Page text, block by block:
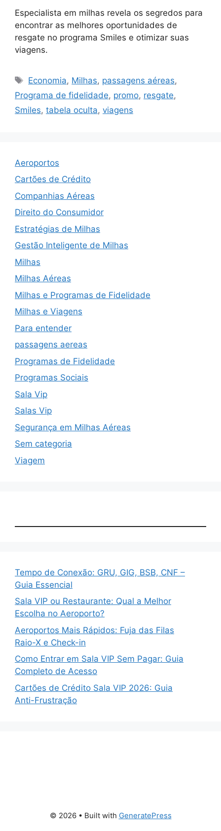
Especialista em milhas revela os segredos para
encontrar as melhores oportunidades de
resgate no programa Smiles e otimizar suas
viagens.
Tags
Economia, Milhas, passagens aéreas,
Programa de fidelidade, promo, resgate,
Smiles, tabela oculta, viagens
Aeroportos
Cartões de Crédito
Companhias Aéreas
Direito do Consumidor
Estratégias de Milhas
Gestão Inteligente de Milhas
Milhas
Milhas Aéreas
Milhas e Programas de Fidelidade
Milhas e Viagens
Para entender
passagens aereas
Programas de Fidelidade
Programas Sociais
Sala Vip
Salas Vip
Segurança em Milhas Aéreas
Sem categoria
Viagem
Tempo de Conexão: GRU, GIG, BSB, CNF –
Guia Essencial
Sala VIP ou Restaurante: Qual a Melhor
Escolha no Aeroporto?
Aeroportos Mais Rápidos: Fuja das Filas
Raio-X e Check-in
Como Entrar em Sala VIP Sem Pagar: Guia
Completo de Acesso
Cartões de Crédito Sala VIP 2026: Guia
Anti-Frustração
© 2026 • Built with GeneratePress